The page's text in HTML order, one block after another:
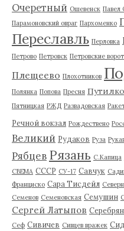
Очеретный Ошевенск Павел
Парамоновский овраг Пархоменко
Переславль Перловка
Петрово Петровск Петровские
Плещеево Плохотников
Полянка Попова Пресня
Пятницкая РЖД Развадовская
Речной вокзал Рождествено
Великий Рудаков Руза
Рябцев Рязань С.Капица
СВЕМА СССР СУ-17 Савчук
Франциско Сара Тисдейл
Семенов Семеновская Семушин
Сергей Латыпов
Сеф Сивичев Сивцев вражек